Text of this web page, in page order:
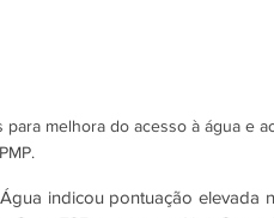
melhora do acesso à água e
indicou pontuação elevada